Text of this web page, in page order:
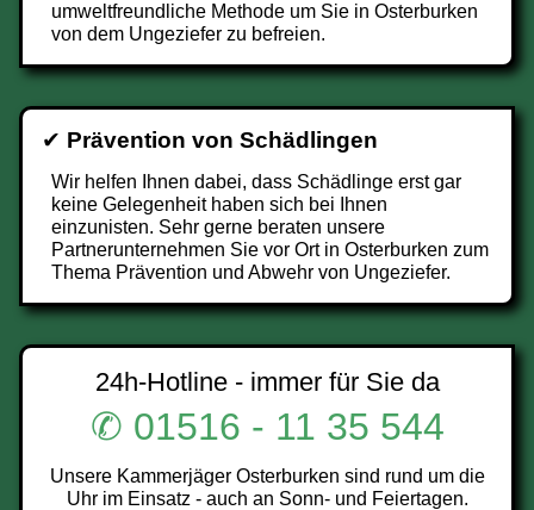
umweltfreundliche Methode um Sie in Osterburken
von dem Ungeziefer zu befreien.
✔ Prävention von Schädlingen
Wir helfen Ihnen dabei, dass Schädlinge erst gar
keine Gelegenheit haben sich bei Ihnen
einzunisten. Sehr gerne beraten unsere
Partnerunternehmen Sie vor Ort in Osterburken zum
Thema Prävention und Abwehr von Ungeziefer.
24h-Hotline - immer für Sie da
✆ 01516 - 11 35 544
Unsere Kammerjäger Osterburken sind rund um die
Uhr im Einsatz - auch an Sonn- und Feiertagen.